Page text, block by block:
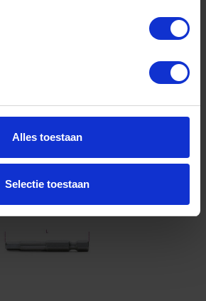
Alles toestaan
Selectie toestaan
+